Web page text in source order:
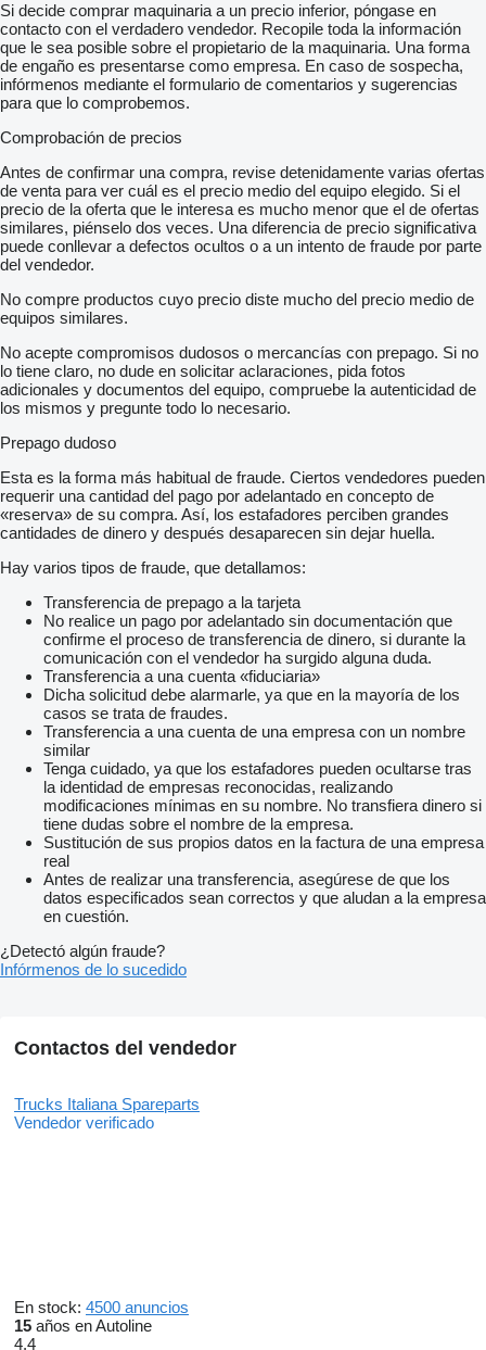
Si decide comprar maquinaria a un precio inferior, póngase en
contacto con el verdadero vendedor. Recopile toda la información
que le sea posible sobre el propietario de la maquinaria. Una forma
de engaño es presentarse como empresa. En caso de sospecha,
infórmenos mediante el formulario de comentarios y sugerencias
para que lo comprobemos.
Comprobación de precios
Antes de confirmar una compra, revise detenidamente varias ofertas
de venta para ver cuál es el precio medio del equipo elegido. Si el
precio de la oferta que le interesa es mucho menor que el de ofertas
similares, piénselo dos veces. Una diferencia de precio significativa
puede conllevar a defectos ocultos o a un intento de fraude por parte
del vendedor.
No compre productos cuyo precio diste mucho del precio medio de
equipos similares.
No acepte compromisos dudosos o mercancías con prepago. Si no
lo tiene claro, no dude en solicitar aclaraciones, pida fotos
adicionales y documentos del equipo, compruebe la autenticidad de
los mismos y pregunte todo lo necesario.
Prepago dudoso
Esta es la forma más habitual de fraude. Ciertos vendedores pueden
requerir una cantidad del pago por adelantado en concepto de
«reserva» de su compra. Así, los estafadores perciben grandes
cantidades de dinero y después desaparecen sin dejar huella.
Hay varios tipos de fraude, que detallamos:
Transferencia de prepago a la tarjeta
No realice un pago por adelantado sin documentación que
confirme el proceso de transferencia de dinero, si durante la
comunicación con el vendedor ha surgido alguna duda.
Transferencia a una cuenta «fiduciaria»
Dicha solicitud debe alarmarle, ya que en la mayoría de los
casos se trata de fraudes.
Transferencia a una cuenta de una empresa con un nombre
similar
Tenga cuidado, ya que los estafadores pueden ocultarse tras
la identidad de empresas reconocidas, realizando
modificaciones mínimas en su nombre. No transfiera dinero si
tiene dudas sobre el nombre de la empresa.
Sustitución de sus propios datos en la factura de una empresa
real
Antes de realizar una transferencia, asegúrese de que los
datos especificados sean correctos y que aludan a la empresa
en cuestión.
¿Detectó algún fraude?
Infórmenos de lo sucedido
Contactos del vendedor
Trucks Italiana Spareparts
Vendedor verificado
En stock: 4500 anuncios
15 años en Autoline
4.4